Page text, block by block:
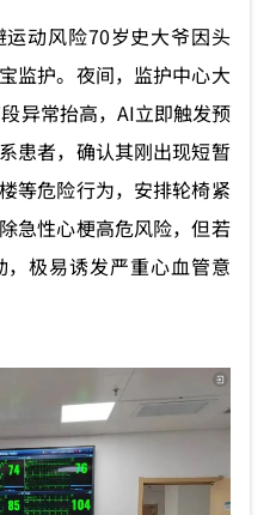
动风险70岁史大爷因头
监护。夜间，监护中心大
异常抬高，AI立即触发预
患者，确认其刚出现短暂
等危险行为，安排轮椅紧
急性心梗高危风险，但若
极易诱发严重心血管意